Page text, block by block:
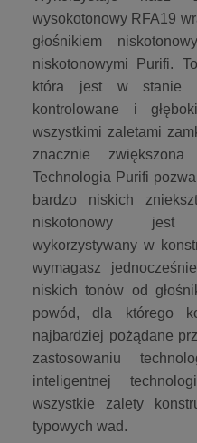
wysokotonowy RFA19
głośnikiem
niskotonowymi Purifi.
która jest w stanie
kontrolowane i
wszystkimi zaletami
znacznie zwiększona
Technologia Purifi
bardzo niskich
niskotonowy jest
wykorzystywany w
wymagasz
niskich tonów od
powód, dla którego
najbardziej pożądane
zastosowaniu
inteligentnej
wszystkie zalety
typowych wad.